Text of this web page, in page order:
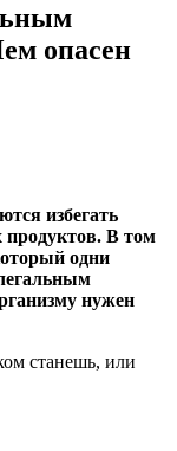
опасен
избегать
продуктов. В том
одни
нужен